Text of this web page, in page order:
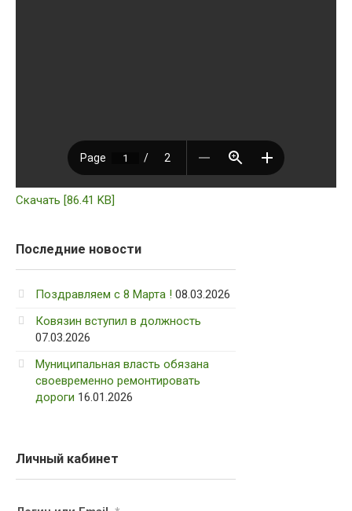
Скачать [86.41 KB]
Последние новости
Поздравляем с 8 Марта ! 08.03.2026
Ковязин вступил в должность
07.03.2026
Муниципальная власть обязана
своевременно ремонтировать
дороги 16.01.2026
Личный кабинет